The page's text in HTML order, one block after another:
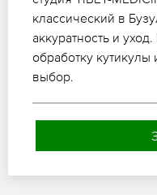
классический в
аккуратность и
обработку
выбор.